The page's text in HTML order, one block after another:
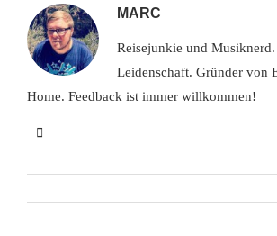
MARC
Reisejunkie und
Leidenschaft. Gründer von
Home. Feedback ist immer willkommen!